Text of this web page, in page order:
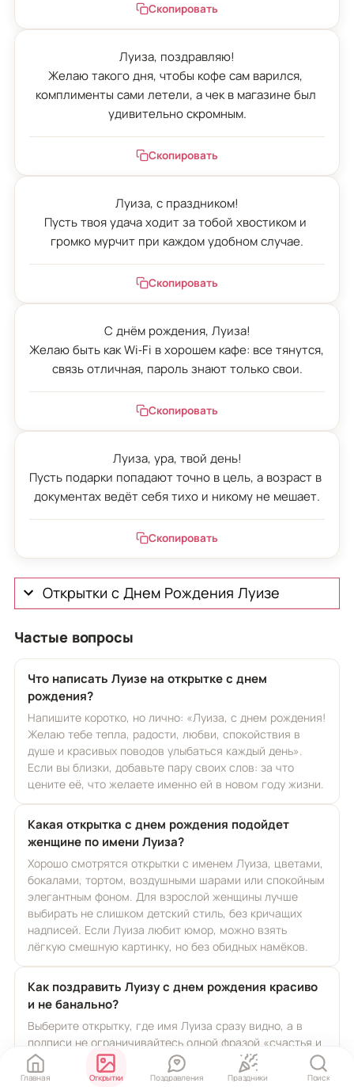
Скопировать
Луиза, поздравляю!
Желаю такого дня, чтобы кофе сам варился,
комплименты сами летели, а чек в магазине был
удивительно скромным.
Скопировать
Луиза, с праздником!
Пусть твоя удача ходит за тобой хвостиком и
громко мурчит при каждом удобном случае.
Скопировать
С днём рождения, Луиза!
Желаю быть как Wi‑Fi в хорошем кафе: все тянутся,
связь отличная, пароль знают только свои.
Скопировать
Луиза, ура, твой день!
Пусть подарки попадают точно в цель, а возраст в
документах ведёт себя тихо и никому не мешает.
Скопировать
Открытки с Днем Рождения Луизе
Частые вопросы
Что написать Луизе на открытке с днем
рождения?
Напишите коротко, но лично: «Луиза, с днем рождения!
Желаю тебе тепла, радости, любви, спокойствия в
душе и красивых поводов улыбаться каждый день».
Если вы близки, добавьте пару своих слов: за что
цените её, что желаете именно ей в новом году жизни.
Какая открытка с днем рождения подойдет
женщине по имени Луиза?
Хорошо смотрятся открытки с именем Луиза, цветами,
бокалами, тортом, воздушными шарами или спокойным
элегантным фоном. Для взрослой женщины лучше
выбирать не слишком детский стиль, без кричащих
надписей. Если Луиза любит юмор, можно взять
лёгкую смешную картинку, но без обидных намёков.
Как поздравить Луизу с днем рождения красиво
и не банально?
Выберите открытку, где имя Луиза сразу видно, а в
подписи не ограничивайтесь одной фразой «счастья и
здоровья». Лучше добавить живое пожелание:
вдохновения, приятных встреч, внутренней силы,
Главная Открытки Поздравления Праздники Поиск